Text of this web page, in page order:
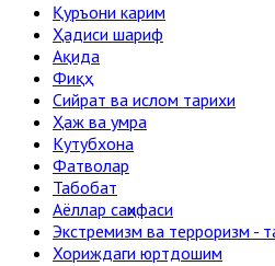
Қуръони карим
Ҳадиси шариф
Ақида
Фиқҳ
Сийрат ва ислом тарихи
Ҳаж ва умра
Кутубхона
Фатволар
Табобат
Аёллар саҳифаси
Экстремизм ва терроризм -
Хориждаги юртдошим